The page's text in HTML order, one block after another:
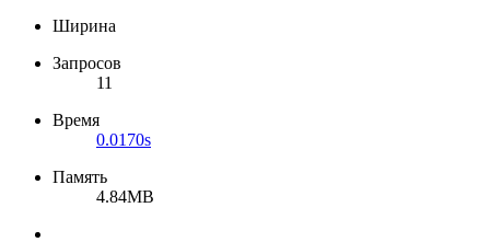
Ширина
Запросов
11
Время
0.0170s
Память
4.84MB